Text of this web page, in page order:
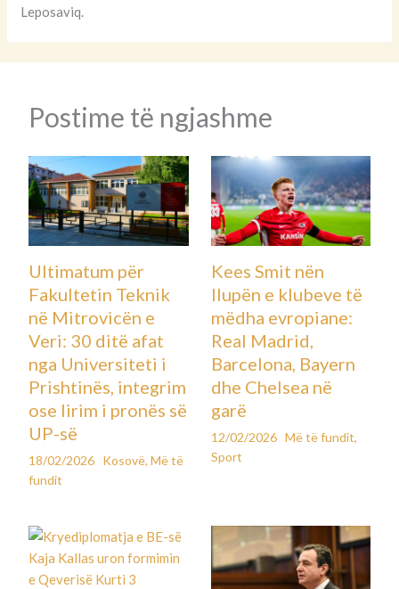
Leposaviq.
Postime të ngjashme
Ultimatum për
Fakultetin Teknik
në Mitrovicën e
Veri: 30 ditë afat
nga Universiteti i
Prishtinës, integrim
ose lirim i pronës së
UP-së
18/02/2026 Kosovë,Më të
fundit
Kees Smit nën
llupën e klubeve të
mëdha evropiane:
Real Madrid,
Barcelona, Bayern
dhe Chelsea në
garë
12/02/2026 Më të fundit,
Sport